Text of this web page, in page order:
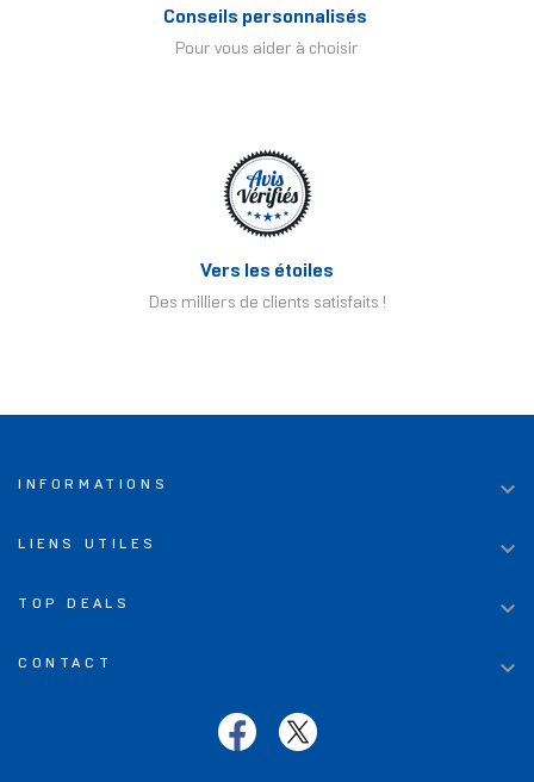
Conseils personnalisés
Pour vous aider à choisir
Vers les étoiles
Des milliers de clients satisfaits !
INFORMATIONS 
LIENS UTILES 
TOP DEALS 
CONTACT 